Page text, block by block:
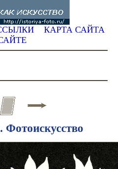
КАРТА САЙТА
Фотоискусство